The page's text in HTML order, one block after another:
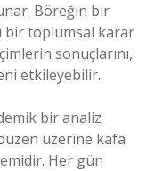
Böreğin bir
bir toplumsal karar
sonuçlarını,
etkileyebilir.
bir analiz
üzerine kafa
Her gün